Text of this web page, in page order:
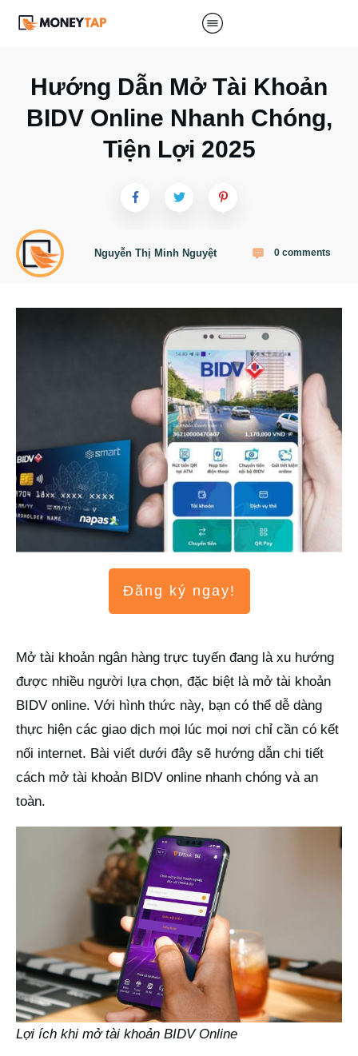
Hướng Dẫn Mở Tài Khoản
BIDV Online Nhanh Chóng,
Tiện Lợi 2025
Nguyễn Thị Minh Nguyệt 0comments
Đăng ký ngay!
Mở tài khoản ngân hàng trực tuyến đang là xu hướng
được nhiều người lựa chọn, đặc biệt là mở tài khoản
BIDV online. Với hình thức này, bạn có thể dễ dàng
thực hiện các giao dịch mọi lúc mọi nơi chỉ cần có kết
nối internet. Bài viết dưới đây sẽ hướng dẫn chi tiết
cách mở tài khoản BIDV online nhanh chóng và an
toàn.
Lợi ích khi mở tài khoản BIDV Online